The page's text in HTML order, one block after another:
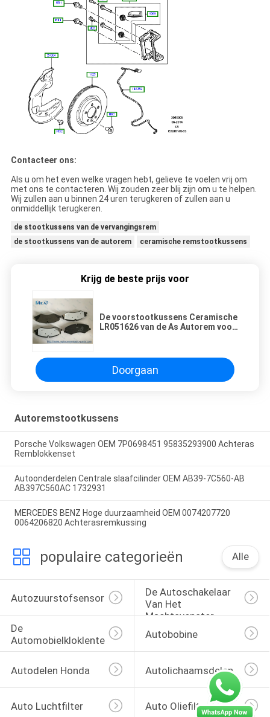
Contacteer ons:
Als u om het even welke vragen hebt, gelieve te voelen vrij om
met ons te contacteren. Wij zouden zeer blij zijn om u te helpen.
Wij zullen aan u binnen 24 uren terugkeren of zullen aan u
onmiddellijk terugkeren.
de stootkussens van de vervangingsrem
de stootkussens van de autorem
ceramische remstootkussens
Krijg de beste prijs voor
De voorstootkussens Ceramische
LR051626 van de As Autorem voor
Doorgaan
Autoremstootkussens
Porsche Volkswagen OEM 7P0698451 95835293900 Achteras
Remblokkenset
Autoonderdelen Centrale slaafcilinder OEM AB39-7C560-AB
AB397C560AC 1732931
MERCEDES BENZ Hoge duurzaamheid OEM 0074207720
0064206820 Achterasremkussing
populaire categorieën Alle
Autozuurstofsensor
De Autoschakelaar
Van Het
Machtsvenster
De
Automobielkloklente
Autobobine
Autodelen Honda Autolichaamsdelen
Auto Luchtfilter Auto Oliefilters